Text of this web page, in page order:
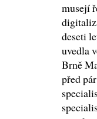
musejí
deseti
uvedla
Brně
před